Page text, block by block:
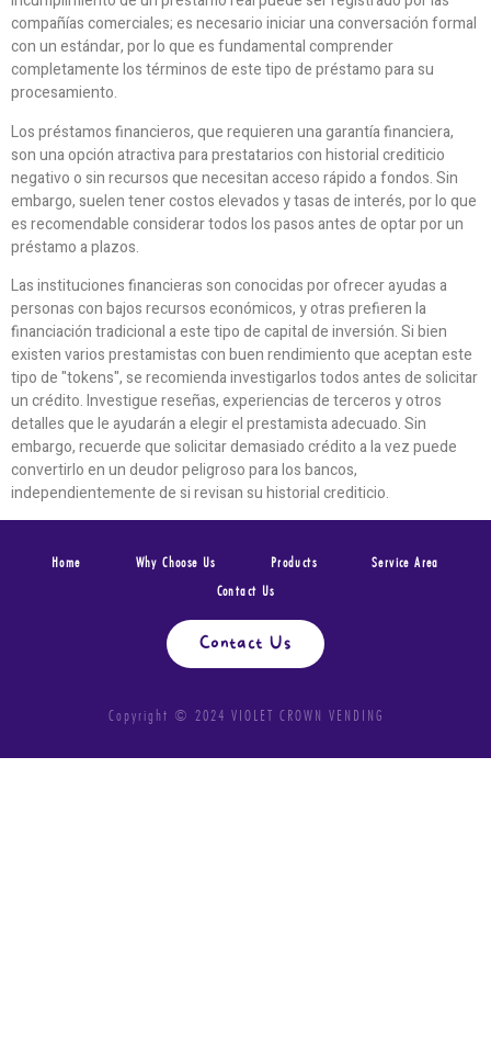
compañías comerciales; es necesario iniciar una conversación formal
con un estándar, por lo que es fundamental comprender
completamente los términos de este tipo de préstamo para su
procesamiento.
Los préstamos financieros, que requieren una garantía financiera,
son una opción atractiva para prestatarios con historial crediticio
negativo o sin recursos que necesitan acceso rápido a fondos. Sin
embargo, suelen tener costos elevados y tasas de interés, por lo que
es recomendable considerar todos los pasos antes de optar por un
préstamo a plazos.
Las instituciones financieras son conocidas por ofrecer ayudas a
personas con bajos recursos económicos, y otras prefieren la
financiación tradicional a este tipo de capital de inversión. Si bien
existen varios prestamistas con buen rendimiento que aceptan este
tipo de "tokens", se recomienda investigarlos todos antes de solicitar
un crédito. Investigue reseñas, experiencias de terceros y otros
detalles que le ayudarán a elegir el prestamista adecuado. Sin
embargo, recuerde que solicitar demasiado crédito a la vez puede
convertirlo en un deudor peligroso para los bancos,
independientemente de si revisan su historial crediticio.
Home Why Choose Us Products
Service Area
Contact Us
Contact Us
Copyright © 2024 VIOLET CROWN VENDING